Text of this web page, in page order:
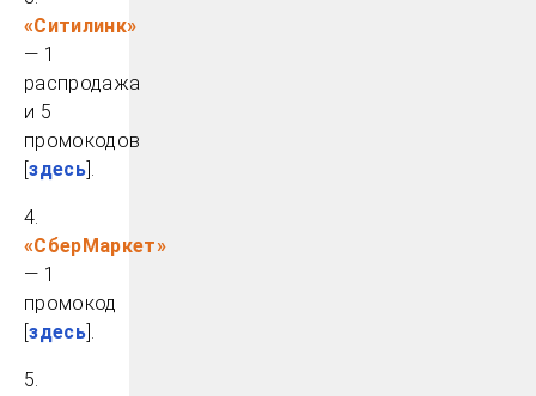
«Ситилинк»
— 1
распродажа
и 5
промокодов
[здесь].
4.
«СберМаркет»
— 1
промокод
[здесь].
5.